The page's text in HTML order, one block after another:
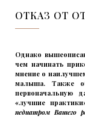
ОТКАЗ ОТ
Однако
чем начинать
мнение о
малыша. Также
первоначальную
«лучшие
педиатром Вашего